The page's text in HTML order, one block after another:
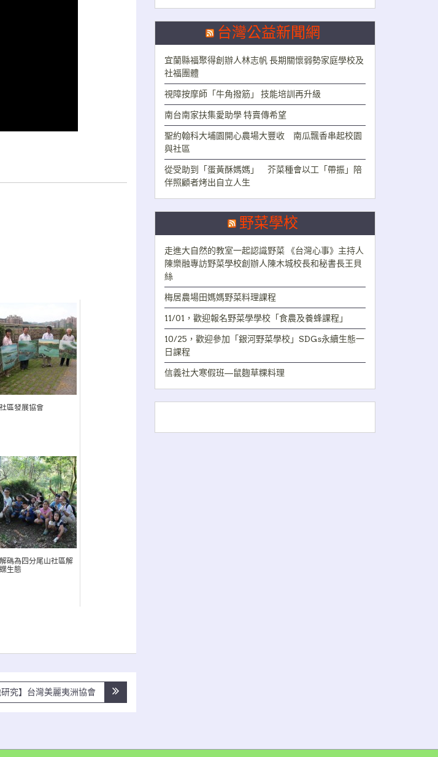
區發展協會
碼為四分尾山社區解
生態
研究】台灣美麗夷洲協會
台灣公益新聞網
宜蘭縣福聚得創辦人林志帆 長期關懷弱勢家庭學校及
社福團體
視障按摩師「牛角撥筋」 技能培訓再升級
南台南家扶集愛助學 特賣傳希望
聖約翰科大埔園開心農場大豐收 南瓜飄香串起校園
與社區
從受助到「蛋黃酥媽媽」 芥菜種會以工「帶振」陪
伴照顧者烤出自立人生
野菜學校
走進大自然的教室一起認識野菜 《台灣心事》主持人
陳樂融專訪野菜學校創辦人陳木城校長和秘書長王貝
絲
梅居農場田媽媽野菜料理課程
11/01，歡迎報名野菜學學校「食農及養蜂課程」
10/25，歡迎參加「銀河野菜學校」SDGs永續生態一
日課程
信義社大寒假班—鼠麴草粿料理